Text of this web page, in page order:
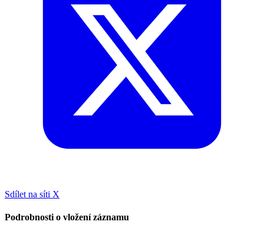
Sdílet na síti X
Podrobnosti o vložení záznamu